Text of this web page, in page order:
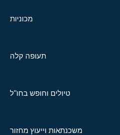
מכוניות
תעופה קלה
טיולים וחופש בחו"ל
משכנתאות וייעוץ מחזור